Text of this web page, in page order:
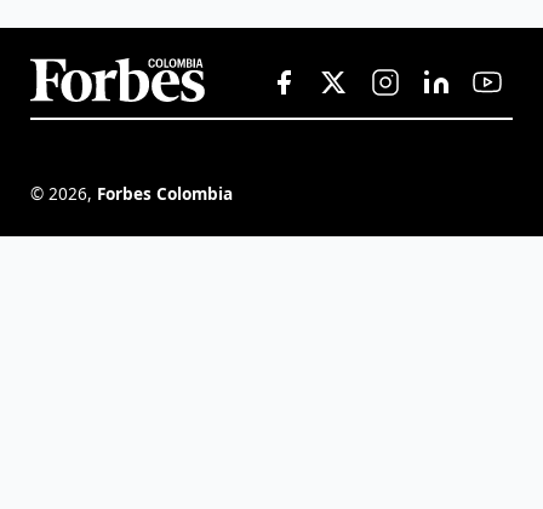
© 2026, Forbes Colombia